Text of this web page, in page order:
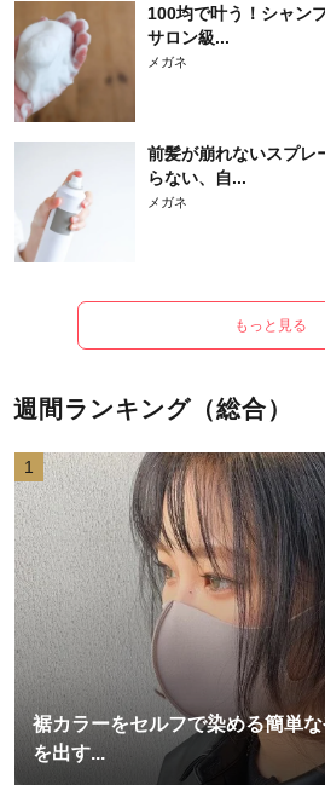
100均で叶う！シャン
サロン級...
メガネ
前髪が崩れないスプレ
らない、自...
メガネ
もっと見る
週間ランキング（総合）
1
裾カラーをセルフで染める簡単
を出す...